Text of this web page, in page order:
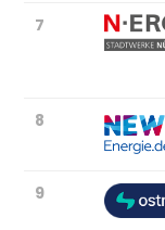
7
8
9